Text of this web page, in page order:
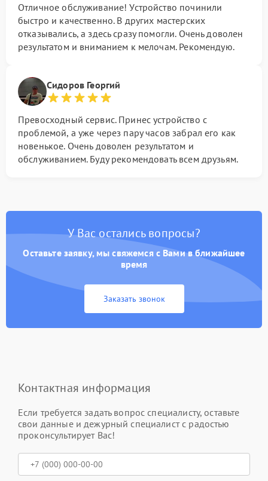
Отличное обслуживание! Устройство починили
быстро и качественно. В других мастерских
отказывались, а здесь сразу помогли. Очень доволен
результатом и вниманием к мелочам. Рекомендую.
Сидоров Георгий
Превосходный сервис. Принес устройство с
проблемой, а уже через пару часов забрал его как
новенькое. Очень доволен результатом и
обслуживанием. Буду рекомендовать всем друзьям.
У Вас остались вопросы?
Оставьте заявку, мы свяжемся с Вами в ближайшее
время
Заказать звонок
Контактная информация
Если требуется задать вопрос специалисту, оставьте
свои данные и дежурный специалист с радостью
проконсультирует Вас!